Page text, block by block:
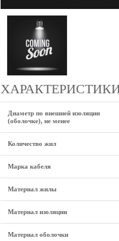
Диаметр по внешней изоляции
(оболочке), не менее
Количество жил
Марка кабеля
Материал жилы
Материал изоляции
Материал оболочки